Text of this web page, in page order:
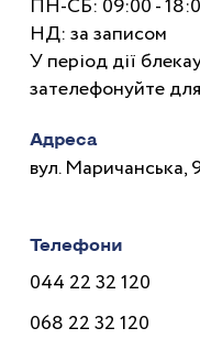
ПН-СБ: 09:00 -
НД: за записом
У період дії
зателефонуйте
Адреса
вул. Маричанська,
Телефони
044 22 32 120
068 22 32 120